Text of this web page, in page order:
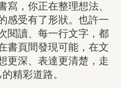
寫，你正在整理想法、
感受有了形狀。也許一
閱讀、每一行文字，都
書頁間發現可能，在文
更深、表達更清楚，走
精彩道路。